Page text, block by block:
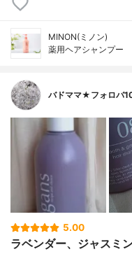
MINON(ミノン)
薬用ヘアシャンプー
バドママ★フォロバ
5.00
ラベンダー、ジャスミ